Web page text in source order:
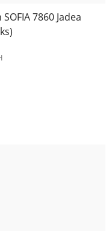
7860 Jadea